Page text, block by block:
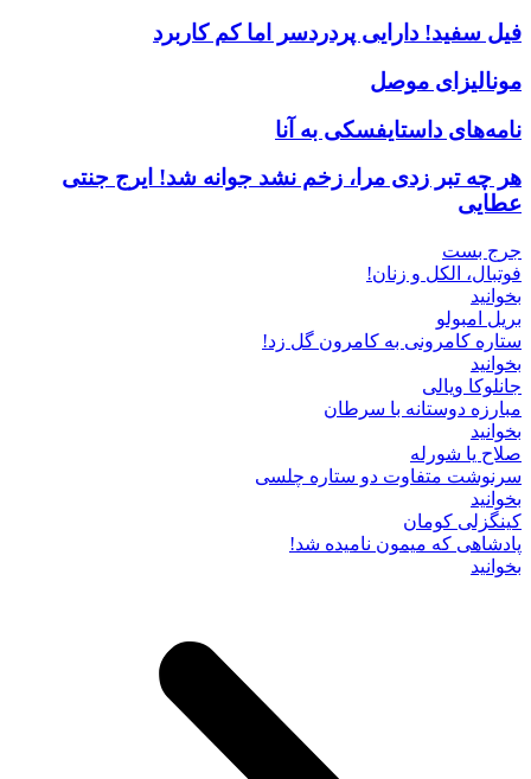
فیل سفید! دارایی پردردسر اما کم کاربرد
مونالیزای موصل
نامه‌های داستایفسکی به آنا
هر چه تبر زدی مرا، زخم نشد جوانه شد! ایرج جنتی
عطایی
جرج بست
فوتبال، الکل و زنان!
بخوانید
بریل امبولو
ستاره کامرونی به کامرون گل زد!
بخوانید
جانلوکا ویالی
مبارزه دوستانه با سرطان
بخوانید
صلاح یا شورله
سرنوشت متفاوت دو ستاره چلسی
بخوانید
کینگزلی کومان
پادشاهی که میمون نامیده شد!
بخوانید